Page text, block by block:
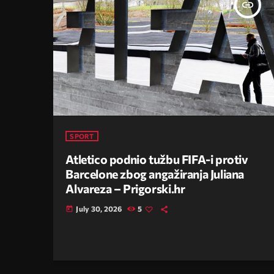
insert_link
SPORT
Atletico podnio tužbu FIFA-i protiv
Barcelone zbog angažiranja Juliana
Alvareza – Prigorski.hr
today July 30, 2026 5